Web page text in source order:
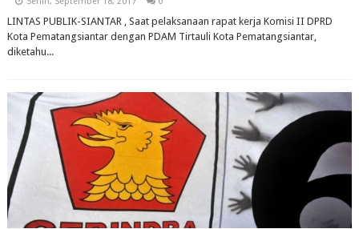
LINTAS PUBLIK-SIANTAR , Saat pelaksanaan rapat kerja Komisi II DPRD
Kota Pematangsiantar dengan PDAM Tirtauli Kota Pematangsiantar,
diketahu...